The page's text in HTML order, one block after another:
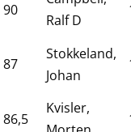
90
Ralf D
87
Stokkeland,
Johan
86,5
Kvisler,